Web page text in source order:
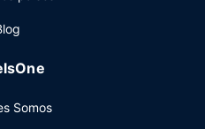
Se ofrece servicio
Somos